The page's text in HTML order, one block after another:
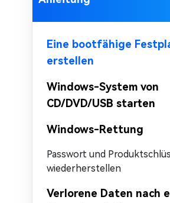
Eine bootfähige
erstellen
Windows-System von
CD/DVD/USB starten
Windows-Rettung
Passwort und
wiederherstellen
Verlorene Daten nach